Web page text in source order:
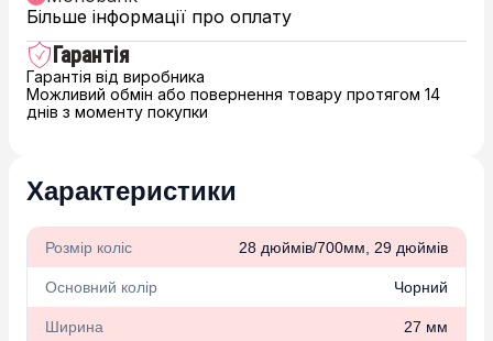
Більше інформації про оплату
Гарантія
Гарантія від виробника
Можливий обмін або повернення товару протягом 14
днів з моменту покупки
Характеристики
Розмір коліс 28 дюймів/700мм, 29 дюймів
Основний колір Чорний
Ширина 27 мм